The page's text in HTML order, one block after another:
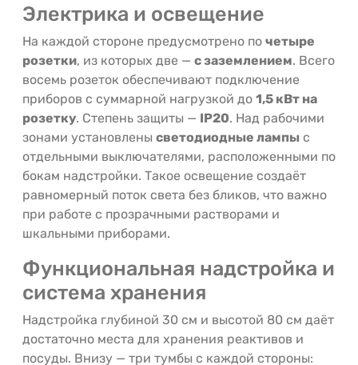
Электрика и освещение
На каждой стороне предусмотрено по четыре
розетки, из которых две — с заземлением. Всего
восемь розеток обеспечивают подключение
приборов с суммарной нагрузкой до 1,5 кВт на
розетку. Степень защиты — IP20. Над рабочими
зонами установлены светодиодные лампы с
отдельными выключателями, расположенными по
бокам надстройки. Такое освещение создаёт
равномерный поток света без бликов, что важно
при работе с прозрачными растворами и
шкальными приборами.
Функциональная надстройка и
система хранения
Надстройка глубиной 30 см и высотой 80 см даёт
достаточно места для хранения реактивов и
посуды. Внизу — три тумбы с каждой стороны: